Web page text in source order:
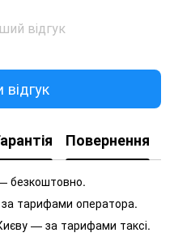
відгук
Повернення
безкоштовно.
тарифами оператора.
— за тарифами таксі.